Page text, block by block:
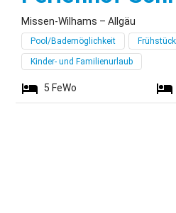
Missen-Wilhams – Allgäu
Pool/Bademöglichkeit Frühstück
Kinder- und Familienurlaub
5 FeWo